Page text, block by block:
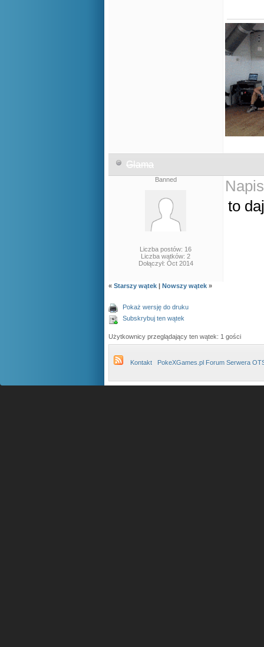
Glama
Banned
Liczba postów: 16
Liczba wątków: 2
Dołączył: Oct 2014
to
« Starszy wątek | Nowszy wątek »
Pokaż wersję do druku
Subskrybuj ten wątek
Użytkownicy przeglądający ten wątek: 1 gości
Kontakt PokeXGames.pl Forum Serwera